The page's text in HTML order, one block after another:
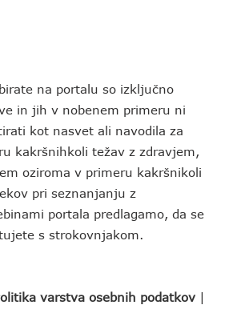
na portalu so izključno
in jih v nobenem primeru ni
kot nasvet ali navodila za
kakršnihkoli težav z zdravjem,
oziroma v primeru kakršnikoli
pri seznanjanju z
portala predlagamo, da se
s strokovnjakom.
varstva osebnih podatkov |